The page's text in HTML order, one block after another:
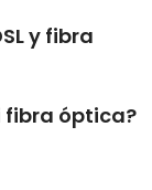
y fibra
fibra óptica?